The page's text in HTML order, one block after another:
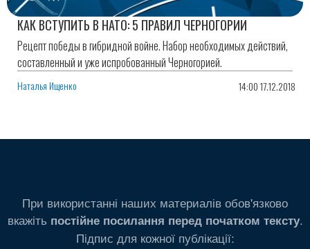
КАК ВСТУПИТЬ В НАТО: 5 ПРАВИЛ ЧЕРНОГОРИИ
Рецепт победы в гибридной войне. Набор необходимых действий,
составленный и уже испробованный Черногорией.
Наталья Ищенко 14:00 17.12.2018
При використанні наших материалів обов'язково
вкажіть постійне посилання перед початком тексту.
Підпис для кожної публікації: